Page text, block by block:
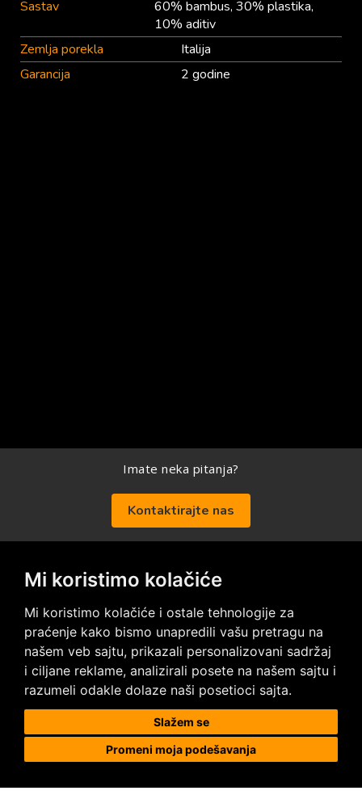
Mi koristimo kolačiće
Mi koristimo kolačiće i ostale tehnologije za
praćenje kako bismo unapredili vašu pretragu na
našem veb sajtu, prikazali personalizovani sadržaj
i ciljane reklame, analizirali posete na našem sajtu i
razumeli odakle dolaze naši posetioci sajta.
Slažem se
Promeni moja podešavanja
Sastav
60% bambus, 30% plastika,
10% aditiv
Zemlja porekla
Italija
Garancija
2 godine
Imate neka pitanja?
Kontaktirajte nas
Posetite nas na društvenim mrežama
Prodaja i ugradnja podnih obloga
Megapod d.o.o.